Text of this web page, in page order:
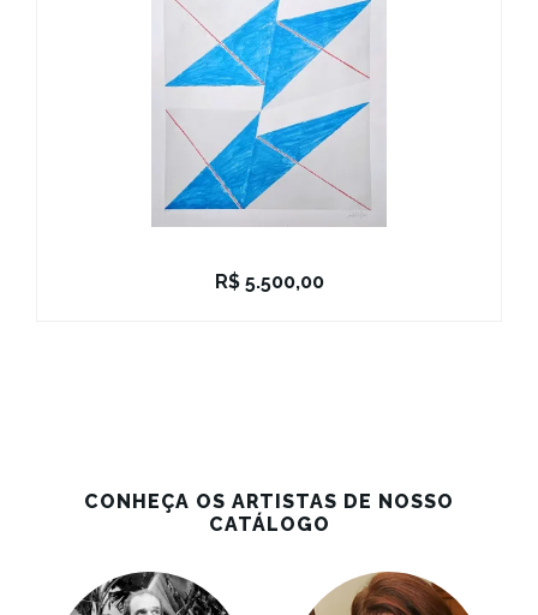
R$5.500,00
CONHEÇA OS ARTISTAS DE NOSSO
CATÁLOGO